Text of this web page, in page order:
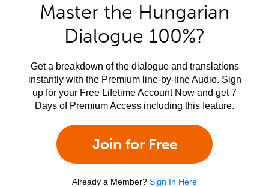
Master the Hungarian
Dialogue 100%?
Get a breakdown of the dialogue and translations
instantly with the Premium line-by-line Audio. Sign
up for your Free Lifetime Account Now and get 7
Days of Premium Access including this feature.
Join for Free
Already a Member? Sign In Here